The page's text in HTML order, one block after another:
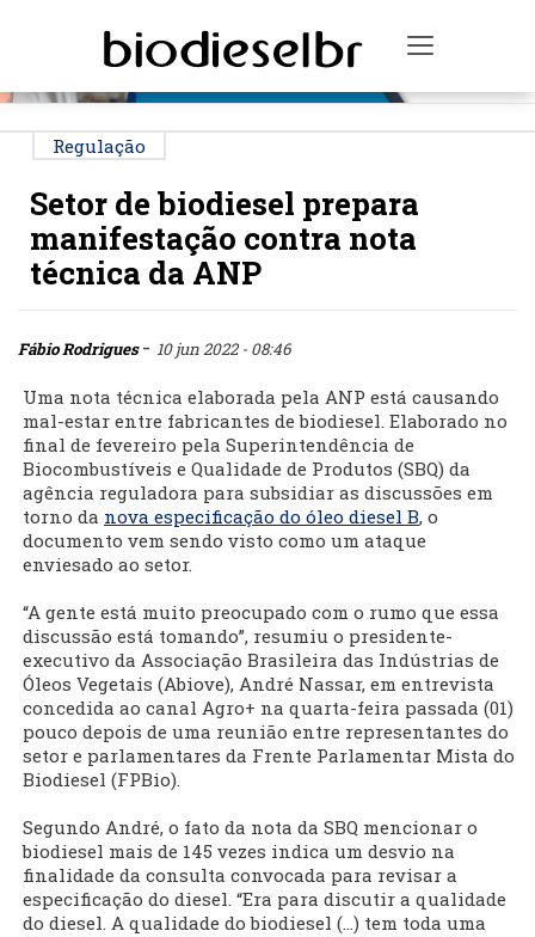
Toggle
Regulação
Setor de biodiesel prepara
manifestação contra nota
técnica da ANP
Fábio Rodrigues- 10 jun 2022 - 08:46
Uma nota técnica elaborada pela ANP está causando
mal-estar entre fabricantes de biodiesel. Elaborado no
final de fevereiro pela Superintendência de
Biocombustíveis e Qualidade de Produtos (SBQ) da
agência reguladora para subsidiar as discussões em
torno da nova especificação do óleo diesel B, o
documento vem sendo visto como um ataque
enviesado ao setor.
“A gente está muito preocupado com o rumo que essa
discussão está tomando”, resumiu o presidente-
executivo da Associação Brasileira das Indústrias de
Óleos Vegetais (Abiove), André Nassar, em entrevista
concedida ao canal Agro+ na quarta-feira passada (01)
pouco depois de uma reunião entre representantes do
setor e parlamentares da Frente Parlamentar Mista do
Biodiesel (FPBio).
Segundo André, o fato da nota da SBQ mencionar o
biodiesel mais de 145 vezes indica um desvio na
finalidade da consulta convocada para revisar a
especificação do diesel. “Era para discutir a qualidade
do diesel. A qualidade do biodiesel (...) tem toda uma